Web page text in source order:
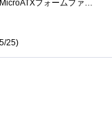
板祭、レビュー用に購入。MicroATXフォームファクターのPCケース。商品名：IW-BR661DragonSlayer【基本性能】・サイズ奥行430×幅196×高さ426mm・5.25インチ�...
25)